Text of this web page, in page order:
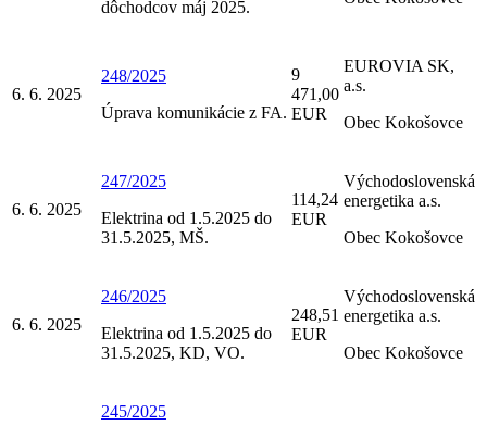
dôchodcov máj 2025.
6. 6. 2025
248/2025
Úprava komunikácie z FA.
9
471,00
EUR
EUROVIA SK,
a.s.
Obec Kokošovce
6. 6. 2025
247/2025
Elektrina od 1.5.2025 do
31.5.2025, MŠ.
114,24
EUR
Východoslovenská
energetika a.s.
Obec Kokošovce
6. 6. 2025
246/2025
Elektrina od 1.5.2025 do
31.5.2025, KD, VO.
248,51
EUR
Východoslovenská
energetika a.s.
Obec Kokošovce
245/2025